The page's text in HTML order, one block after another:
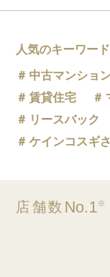
人気のキーワード
中古マンショ
賃貸住宅
リースバック
ケインコスギ
店舗数 No.1※